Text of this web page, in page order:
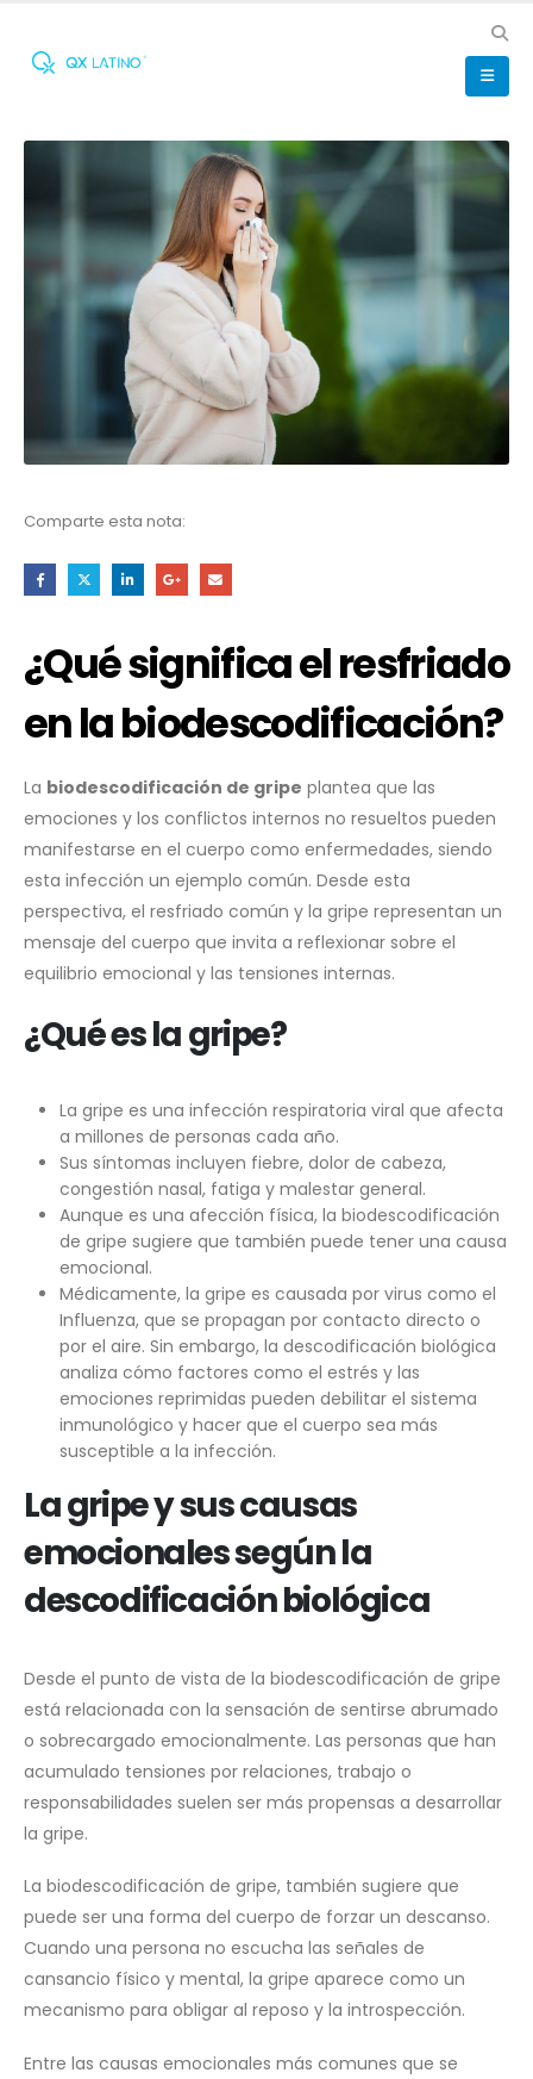
Comparte esta nota:
¿Qué significa el resfriado
en la biodescodificación?
La biodescodificación de gripe plantea que las
emociones y los conflictos internos no resueltos pueden
manifestarse en el cuerpo como enfermedades, siendo
esta infección un ejemplo común. Desde esta
perspectiva, el resfriado común y la gripe representan un
mensaje del cuerpo que invita a reflexionar sobre el
equilibrio emocional y las tensiones internas.
¿Qué es la gripe?
La gripe es una infección respiratoria viral que afecta
a millones de personas cada año.
Sus síntomas incluyen fiebre, dolor de cabeza,
congestión nasal, fatiga y malestar general.
Aunque es una afección física, la biodescodificación
de gripe sugiere que también puede tener una causa
emocional.
Médicamente, la gripe es causada por virus como el
Influenza, que se propagan por contacto directo o
por el aire. Sin embargo, la descodificación biológica
analiza cómo factores como el estrés y las
emociones reprimidas pueden debilitar el sistema
inmunológico y hacer que el cuerpo sea más
susceptible a la infección.
La gripe y sus causas
emocionales según la
descodificación biológica
Desde el punto de vista de la biodescodificación de gripe
está relacionada con la sensación de sentirse abrumado
o sobrecargado emocionalmente. Las personas que han
acumulado tensiones por relaciones, trabajo o
responsabilidades suelen ser más propensas a desarrollar
la gripe.
La biodescodificación de gripe, también sugiere que
puede ser una forma del cuerpo de forzar un descanso.
Cuando una persona no escucha las señales de
cansancio físico y mental, la gripe aparece como un
mecanismo para obligar al reposo y la introspección.
Entre las causas emocionales más comunes que se